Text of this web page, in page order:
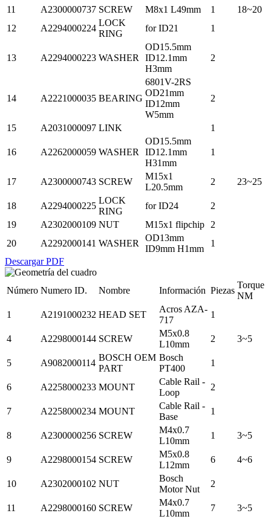
11
A2300000737 SCREW M8x1 L49mm 1
18~20
12
A2294000224
LOCK
RING
for ID21 1
13 A2294000223 WASHER
OD15.5mm
ID12.1mm
H3mm
2
14 A2221000035 BEARING
6801V-2RS
OD21mm
ID12mm
W5mm
2
15 A2031000097 LINK 1
16 A2262000059 WASHER
OD15.5mm
ID12.1mm
H31mm
1
17 A2300000743 SCREW
M15x1
L20.5mm
2 23~25
18 A2294000225
LOCK
RING
for ID24
2
19
A2302000109 NUT M15x1 flipchip
2
20
A2292000141 WASHER
OD13mm
ID9mm H1mm
1
Descargar PDF
Número Numero ID. Nombre Información Piezas
Torque
NM
1
A2191000232 HEAD SET
Acros AZA-
717
1
4 A2298000144 SCREW
M5x0.8
L10mm
2 3~5
5 A9082000114
BOSCH OEM
PART
Bosch
PT400
1
6 A2258000233 MOUNT
Cable Rail -
Loop
2
7 A2258000234 MOUNT
Cable Rail -
Base
1
8 A2300000256 SCREW
M4x0.7
L10mm
1 3~5
9 A2298000154 SCREW
M5x0.8
L12mm
6 4~6
10 A2302000102 NUT
Bosch
Motor Nut
2
11 A2298000160 SCREW
M4x0.7
L10mm
7 3~5